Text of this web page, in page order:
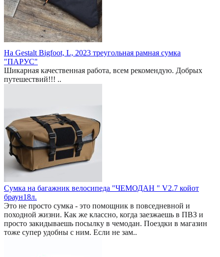
На Gestalt Bigfoot, L, 2023 треугольная рамная сумка
"ПАРУС"
Шикарная качественная работа, всем рекомендую. Добрых
путешествий!!! ..
Сумка на багажник велосипеда "ЧЕМОДАН " V2.7 койот
браун18л.
Это не просто сумка - это помощник в повседневной и
походной жизни. Как же классно, когда заезжаешь в ПВЗ и
просто закидываешь посылку в чемодан. Поездки в магазин
тоже супер удобны с ним. Если не зам..